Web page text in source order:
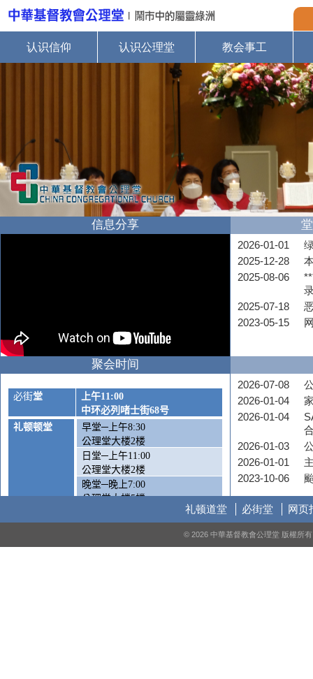
认识信仰 认识公理堂 教会事工
信息分享
2026-01-01
2025-12-28
2025-08-06
2025-07-18
2023-05-15
聚会时间
必街堂 上午11:00
中环必列啫士街68号
礼顿顿堂
早堂─上午8:30
公理堂大楼2楼
日堂─上午11:00
公理堂大楼2楼
晚堂─晚上7:00
公理堂大楼5楼
周六崇拜—下午5:00
2026-07-08
2026-01-04
2026-01-04
2026-01-03
2026-01-01
2023-10-06
礼顿道堂 必街堂 网页
© 2026 中華基督教會公理堂 版權所